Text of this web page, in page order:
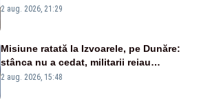
Ce spune legea
2 aug. 2026, 21:29
Misiune ratată la Izvoarele, pe Dunăre:
stânca nu a cedat, militarii reiau
detonările luni – VIDEO
2 aug. 2026, 15:48